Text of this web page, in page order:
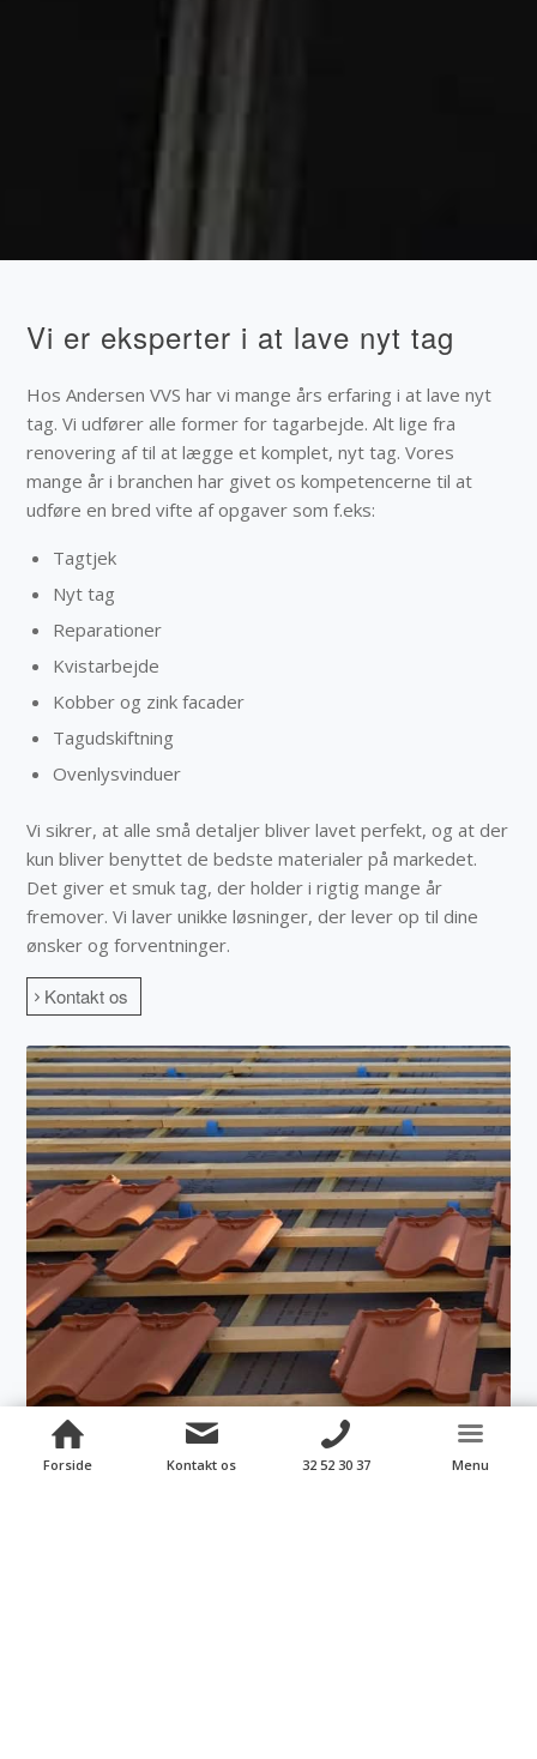
Vi er eksperter i at lave nyt tag
Hos Andersen VVS har vi mange års erfaring i at lave nyt
tag. Vi udfører alle former for tagarbejde. Alt lige fra
renovering af til at lægge et komplet, nyt tag. Vores
mange år i branchen har givet os kompetencerne til at
udføre en bred vifte af opgaver som f.eks:
Tagtjek
Nyt tag
Reparationer
Kvistarbejde
Kobber og zink facader
Tagudskiftning
Ovenlysvinduer
Vi sikrer, at alle små detaljer bliver lavet perfekt, og at der
kun bliver benyttet de bedste materialer på markedet.
Det giver et smuk tag, der holder i rigtig mange år
fremover. Vi laver unikke løsninger, der lever op til dine
ønsker og forventninger.
Kontakt os
Forside Kontakt os 32 52 30 37 Menu